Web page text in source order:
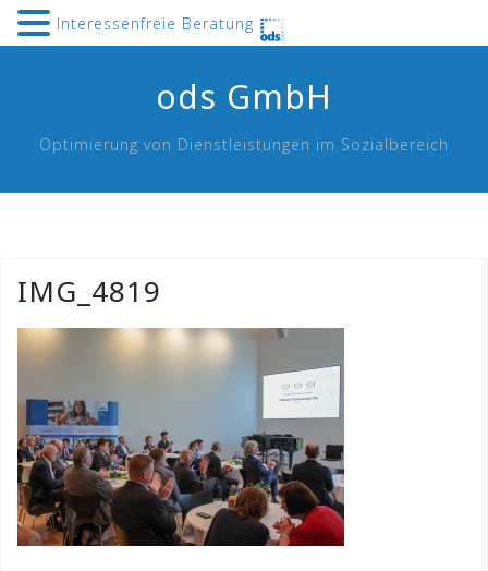
ods GmbH
Optimierung von Dienstleistungen im Sozialbereich
IMG_4819
Interessenfreie Beratung